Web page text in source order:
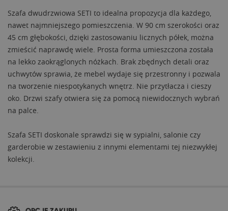
Szafa dwudrzwiowa SETI to idealna propozycja dla każdego,
nawet najmniejszego pomieszczenia. W 90 cm szerokości oraz
45 cm głębokości, dzięki zastosowaniu licznych półek, można
zmieścić naprawdę wiele. Prosta forma umieszczona została
na lekko zaokrąglonych nóżkach. Brak zbędnych detali oraz
uchwytów sprawia, że mebel wydaje się przestronny i pozwala
na tworzenie niespotykanych wnętrz. Nie przytłacza i cieszy
oko. Drzwi szafy otwiera się za pomocą niewidocznych wybrań
na palce.
Szafa SETI doskonale sprawdzi się w sypialni, salonie czy
garderobie w zestawieniu z innymi elementami tej niezwykłej
kolekcji.